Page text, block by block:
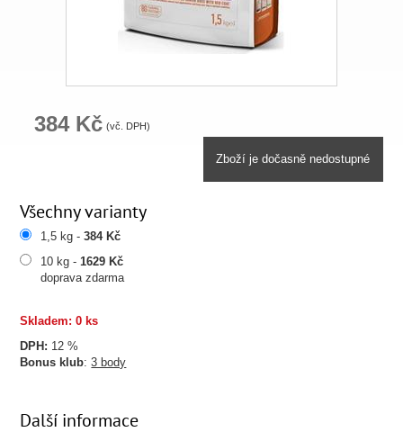
Skladem: 0 ks
DPH: 12 %
Bonus klub:3 body
384 Kč (vč. DPH)
Zboží je dočasně nedostupné
Všechny varianty
1,5 kg -384 Kč
10 kg -1629 Kč
doprava zdarma
Další informace